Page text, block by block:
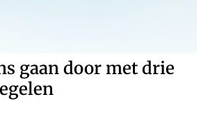
gaan door met drie